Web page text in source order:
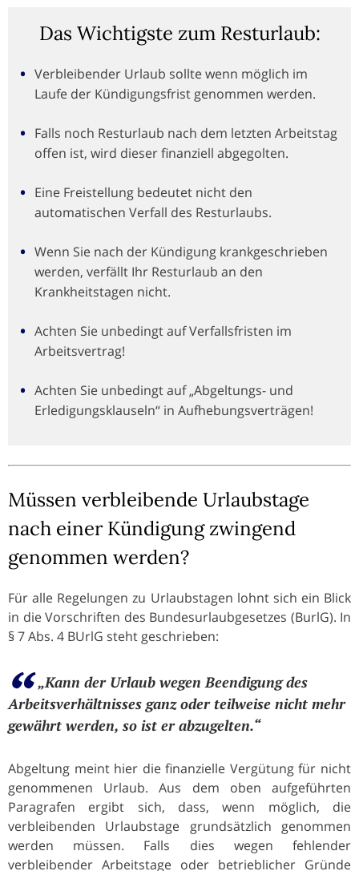
Das Wichtigste zum Resturlaub:
Verbleibender Urlaub sollte wenn möglich im
Laufe der Kündigungsfrist genommen werden.
Falls noch Resturlaub nach dem letzten Arbeitstag
offen ist, wird dieser finanziell abgegolten.
Eine Freistellung bedeutet nicht den
automatischen Verfall des Resturlaubs.
Wenn Sie nach der Kündigung krankgeschrieben
werden, verfällt Ihr Resturlaub an den
Krankheitstagen nicht.
Achten Sie unbedingt auf Verfallsfristen im
Arbeitsvertrag!
Achten Sie unbedingt auf „Abgeltungs- und
Erledigungsklauseln“ in Aufhebungsverträgen!
Müssen verbleibende Urlaubstage
nach einer Kündigung zwingend
genommen werden?
Für alle Regelungen zu Urlaubstagen lohnt sich ein Blick
in die Vorschriften des Bundesurlaubgesetzes (BurlG). In
§ 7 Abs. 4 BUrlG steht geschrieben:
„Kann der Urlaub wegen Beendigung des
Arbeitsverhältnisses ganz oder teilweise nicht mehr
gewährt werden, so ist er abzugelten.“
Abgeltung meint hier die finanzielle Vergütung für nicht
genommenen Urlaub. Aus dem oben aufgeführten
Paragrafen ergibt sich, dass, wenn möglich, die
verbleibenden Urlaubstage grundsätzlich genommen
werden müssen. Falls dies wegen fehlender
verbleibender Arbeitstage oder betrieblicher Gründe